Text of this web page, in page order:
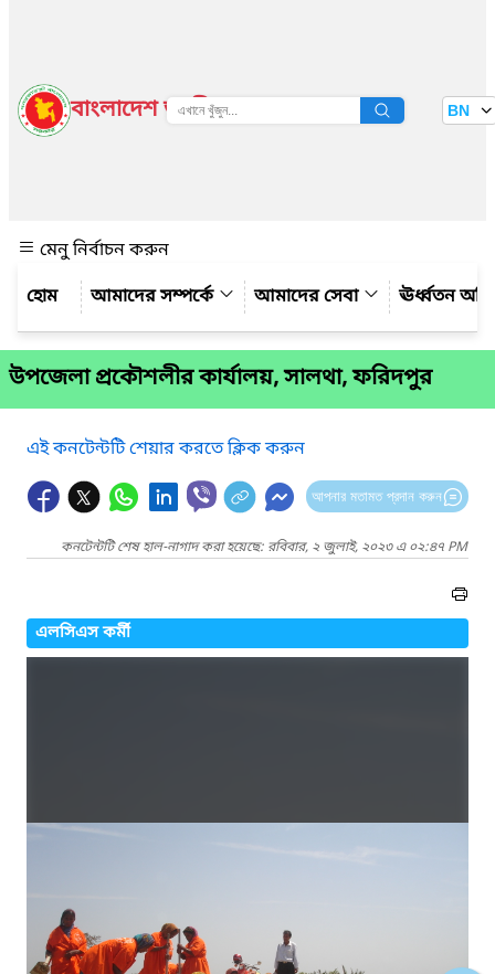
বাংলাদেশ জাতীয় তথ্য বাতায়ন BN
মেনু নির্বাচন করুন
আমাদের সম্পর্কে
আমাদের সেবা ঊর্ধ্বতন
উপজেলা প্রকৌশলীর কার্যালয়, সালথা, ফরিদপুর
এই কনটেন্টটি শেয়ার করতে ক্লিক করুন
আপনার মতামত প্রদান করুন
কনটেন্টটি শেষ হাল-নাগাদ করা হয়েছে: রবিবার, ২ জুলাই, ২০২৩ এ ০২:৪৭ PM
এলসিএস কর্মী